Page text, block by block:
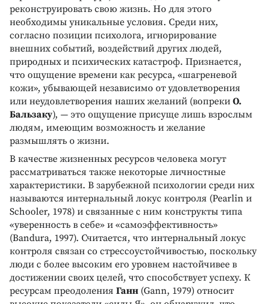
реконструировать свою жизнь. Но для этого
необходимы уникальные условия. Среди них,
согласно позиции психолога, игнорирование
внешних событий, воздействий других людей,
природных и психических катастроф. Признается,
что ощущение времени как ресурса, «шагреневой
кожи», убывающей независимо от удовлетворения
или неудовлетворения наших желаний (вопреки О.
Бальзаку), — это ощущение присуще лишь взрослым
людям, имеющим возможность и желание
размышлять о жизни.
B качестве жизненных ресурсов человека могут
рассматриваться также некоторые личностные
характеристики. B зарубежной психологии среди них
называются интернальный локус контроля (Pearlin и
Schooler, 1978) и связанные с ним конструкты типа
«уверенность в себе» и «самоэффективность»
(Bandura, 1997). Считается, что интернальный локус
контроля связан со стрессоустойчивостью, поскольку
люди с более высоким его уровнем настойчивее в
достижении своих целей, что способствует успеху. К
ресурсам преодоления Ганн (Gann, 1979) относит